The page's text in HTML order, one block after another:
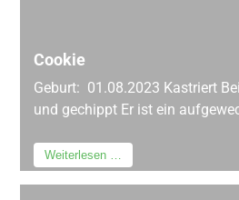
Cookie
Geburt: 01.08.2023 Kastriert
und gechippt Er ist ein
Weiterlesen …